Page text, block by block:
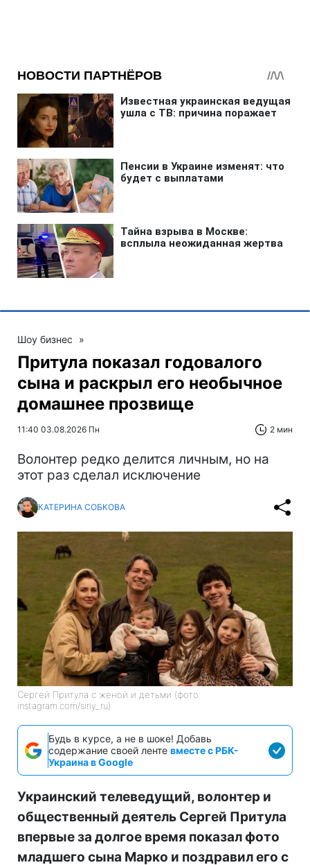
Шоу бизнес »
Притула показал годовалого
сына и раскрыл его необычное
домашнее прозвище
11:40 03.08.2026 Пн 2 мин
Волонтер редко делится личным, но на
этот раз сделал исключение
КАТЕРИНА СОБКОВА
Сергей Притула с женой и детьми (фото:
instagram.com/siriy_ru)
Будь в курсе, а не в шоке! Добавь
содержание своей ленте вместе с РБК-
Украина в Google
Украинский телеведущий, волонтер и
общественный деятель Сергей Притула
впервые за долгое время показал фото
младшего сына Марко и поздравил его с